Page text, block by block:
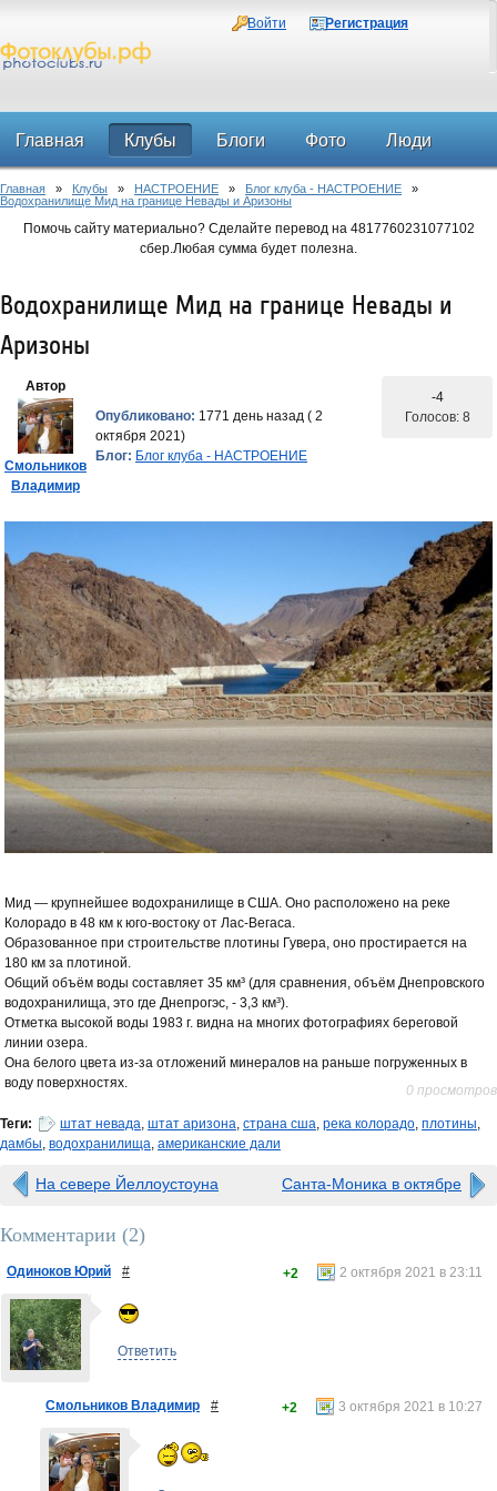
Войти Регистрация
Главная Клубы Блоги Фото Люди
Форум
Главная » Клубы » НАСТРОЕНИЕ » Блог клуба - НАСТРОЕНИЕ »
Водохранилище Мид на границе Невады и Аризоны
Помочь сайту материально? Сделайте перевод на 4817760231077102
сбер.Любая сумма будет полезна.
Водохранилище Мид на границе Невады и
Аризоны
Автор
Смольников
Владимир
Опубликовано: 1771 день назад ( 2
октября 2021)
Блог: Блог клуба - НАСТРОЕНИЕ
-4
Голосов: 8
Мид — крупнейшее водохранилище в США. Оно расположено на реке
Колорадо в 48 км к юго-востоку от Лас-Вегаса.
Образованное при строительстве плотины Гувера, оно простирается на
180 км за плотиной.
Общий объём воды составляет 35 км³ (для сравнения, объём Днепровского
водохранилища, это где Днепрогэс, - 3,3 км³).
Отметка высокой воды 1983 г. видна на многих фотографиях береговой
линии озера.
Она белого цвета из-за отложений минералов на раньше погруженных в
воду поверхностях.
0 просмотров
Теги: штат невада, штат аризона, страна сша, река колорадо, плотины,
дамбы, водохранилища, американские дали
На севере Йеллоустоуна Санта-Моника в октябре
Комментарии (2)
Одиноков Юрий # 2 октября 2021 в 23:11
+2
Ответить
Смольников Владимир # 3 октября 2021 в 10:27
+2